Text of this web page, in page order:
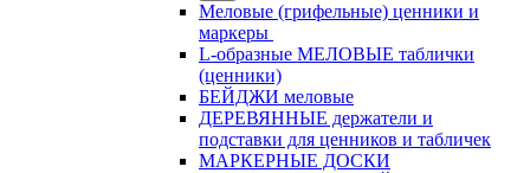
Меловые (грифельные) ценники и
маркеры
L-образные МЕЛОВЫЕ таблички
(ценники)
БЕЙДЖИ меловые
ДЕРЕВЯННЫЕ держатели и
подставки для ценников и табличек
МАРКЕРНЫЕ ДОСКИ